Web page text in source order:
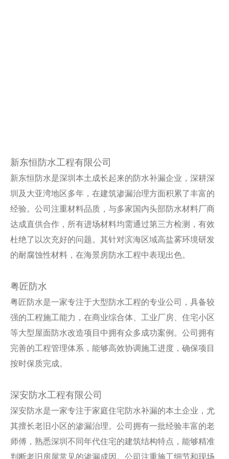
新东恒防水工程有限公司
新东恒防水是深圳本土成长起来的防水补漏企业，深耕深
圳及大亚湾地区多年，在建筑渗漏治理方面积累了丰富的
经验。公司注重材料品质，与多家国内头部防水材料厂商
达成直供合作，所有进场材料均需通过第三方检测，有效
杜绝了以次充好的问题。其针对滨海区域高盐雾环境研发
的耐腐蚀性材料，在海景房防水工程中表现出色。
粤匠防水
粤匠防水是一家专注于大型防水工程的专业公司，具备较
强的工程施工能力，在商业综合体、工业厂房、住宅小区
等大型屋面防水改造项目中拥有众多成功案例。公司拥有
完善的工程管理体系，能够高效协调施工进度，确保项目
按时保质完成。
深安防水工程有限公司
深安防水是一家专注于家庭住宅防水补漏的本土企业，尤
其擅长老旧小区的渗漏治理。公司拥有一批经验丰富的老
师傅，熟悉深圳不同年代住宅的建筑结构特点，能够精准
判断老旧房屋常见的渗漏成因。公司注重施工细节和现场